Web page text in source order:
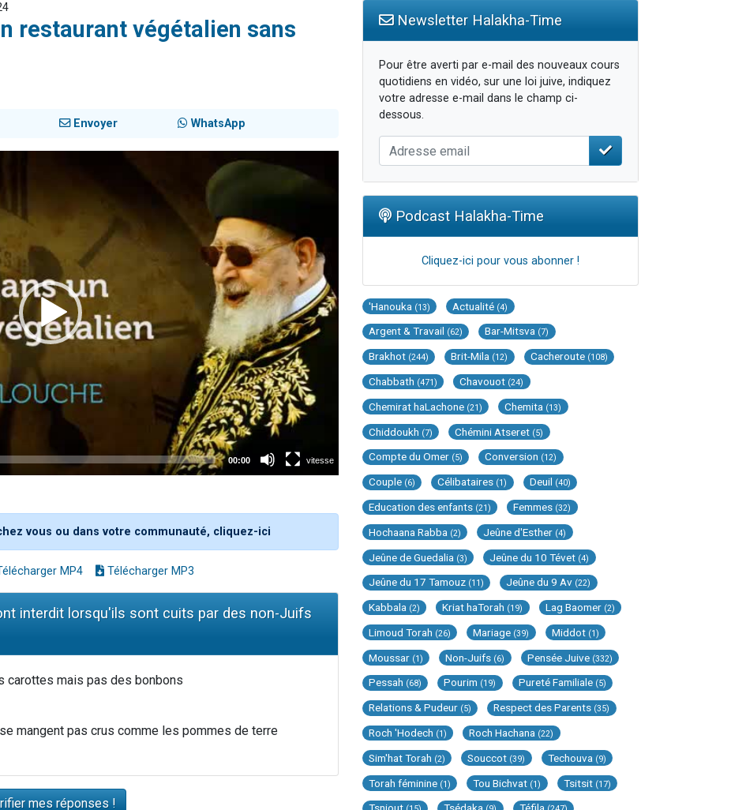
restaurant végétalien sans
Envoyer WhatsApp
vous ou dans votre communauté, cliquez-ici
MP4 Télécharger MP3
interdit lorsqu'ils sont cuits par des non-Juifs
carottes mais pas des bonbons
mangent pas crus comme les pommes de terre
Newsletter Halakha-Time
Pour être averti par e-mail des nouveaux cours
quotidiens en vidéo, sur une loi juive, indiquez
votre adresse e-mail dans le champ ci-
dessous.
Podcast Halakha-Time
Cliquez-ici pour vous abonner !
'Hanouka (13) Actualité (4)
Argent & Travail (62) Bar-Mitsva (7)
Brakhot (244) Brit-Mila (12) Cacheroute (108)
Chabbath (471) Chavouot (24)
Chemirat haLachone (21) Chemita (13)
Chiddoukh (7) Chémini Atseret (5)
Compte du Omer (5) Conversion (12)
Couple (6) Célibataires (1) Deuil (40)
Education des enfants (21) Femmes (32)
Hochaana Rabba (2) Jeûne d'Esther (4)
Jeûne de Guedalia (3) Jeûne du 10 Tévet (4)
Jeûne du 17 Tamouz (11) Jeûne du 9 Av (22)
Kabbala (2) Kriat haTorah (19) Lag Baomer (2)
Limoud Torah (26) Mariage (39) Middot (1)
Moussar (1) Non-Juifs (6) Pensée Juive (332)
Pessah (68) Pourim (19) Pureté Familiale (5)
Relations & Pudeur (5) Respect des Parents (35)
Roch 'Hodech (1) Roch Hachana (22)
Sim'hat Torah (2) Souccot (39) Techouva (9)
Torah féminine (1) Tou Bichvat (1) Tsitsit (17)